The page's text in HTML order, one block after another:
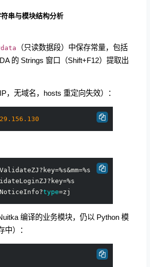
串与模块结构分析
（只读数据段）中保存常量，包括
的 Strings 窗口（Shift+F12）提取出
，无域名，hosts 重定向失效）：
.156 .130
type
Nuitka 编译的业务模块，仍以 Python 模
中）：